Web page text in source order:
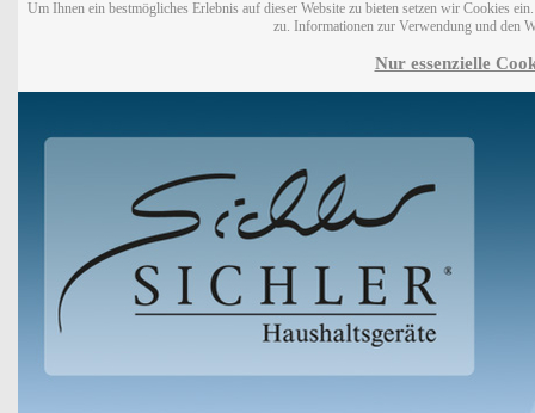
Um Ihnen ein bestmögliches Erlebnis auf dieser Website zu bieten setzen wir Cookies
zu. Informationen zur Verwendung und den
Nur essenzielle